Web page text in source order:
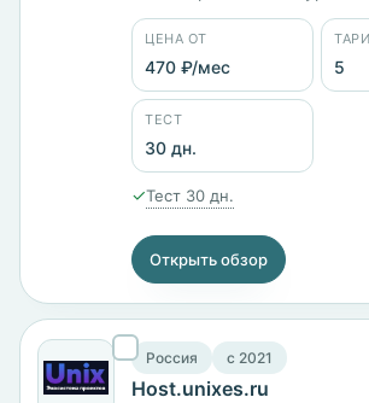
ГБ памяти стоит 469 ₽/
₽/мес, L с 4 ядрами и 6 ГБ
с 6 ядрами и 8 ГБ — 1565 ₽/
ядрами и 16 ГБ — 2739 ₽/
дней.
ЦЕНА ОТ
470 ₽/мес 5
ТЕСТ
30 дн.
✓Тест 30 дн.
Открыть обзор
Россия c 2021
Host.unixes.ru